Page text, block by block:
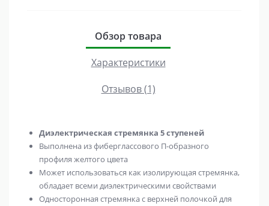
Обзор товара
Характеристики
Отзывов (1)
Диэлектрическая стремянка 5 ступеней
Выполнена из фиберглассового П-образного
профиля желтого цвета
Может использоваться как изолирующая стремянка,
обладает всеми диэлектрическими свойствами
Односторонная стремянка с верхней полочкой для